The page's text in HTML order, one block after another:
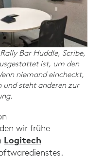
Bar Huddle, Scribe,
ist, um den
niemand eincheckt,
und steht anderen zur
wir frühe
Logitech